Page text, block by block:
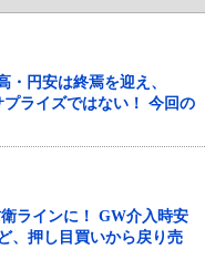
・円安は終焉を迎え、
ライズではない！ 今回の
ラインに！ GW介入時安
、押し目買いから戻り売